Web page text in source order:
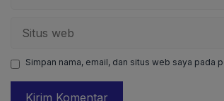
web
Simpan nama, email, dan situs web saya pada